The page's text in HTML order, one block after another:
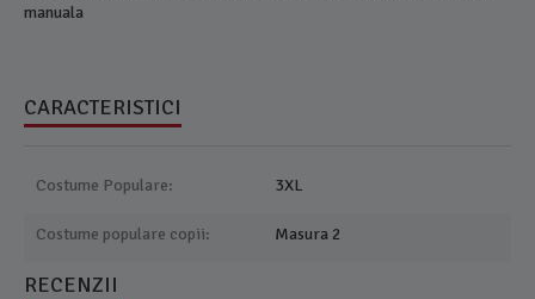
manuala
CARACTERISTICI
Costume Populare: 3XL
Costume populare copii: Masura 2
RECENZII